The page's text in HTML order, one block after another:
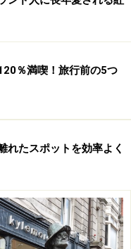
自分がよく使う路線
すが、それ以外の場
ムページで目的地行
とんど。
％満喫！旅行前の5つ
れたスポットを効率よく